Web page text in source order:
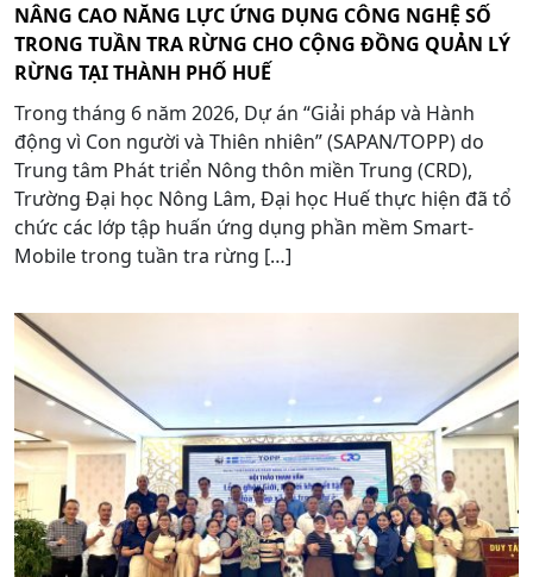
NÂNG CAO NĂNG LỰC ỨNG DỤNG CÔNG NGHỆ SỐ
TRONG TUẦN TRA RỪNG CHO CỘNG ĐỒNG QUẢN LÝ
RỪNG TẠI THÀNH PHỐ HUẾ
Trong tháng 6 năm 2026, Dự án “Giải pháp và Hành
động vì Con người và Thiên nhiên” (SAPAN/TOPP) do
Trung tâm Phát triển Nông thôn miền Trung (CRD),
Trường Đại học Nông Lâm, Đại học Huế thực hiện đã tổ
chức các lớp tập huấn ứng dụng phần mềm Smart-
Mobile trong tuần tra rừng […]